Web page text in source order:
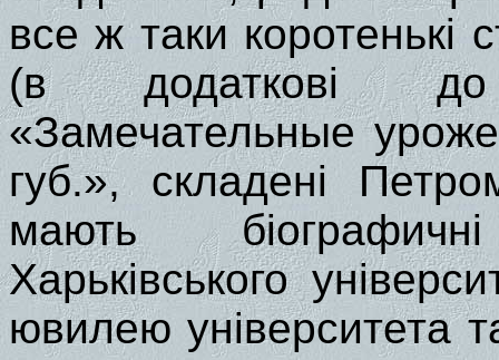
все ж таки коротенькі
(в додаткові до
«Замечательные
губ.», складені
мають
Харьківського
ювилею університета